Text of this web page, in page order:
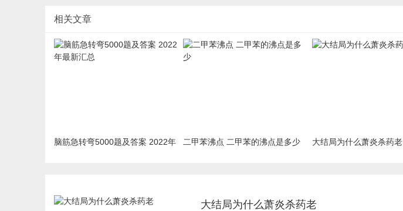
相关文章
脑筋急转弯5000题及答案 2022年
二甲苯沸点 二甲苯的沸点是多少 大结局为什么萧炎杀药老
大结局为什么萧炎杀药老